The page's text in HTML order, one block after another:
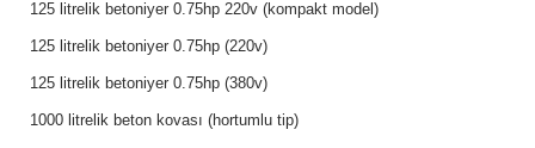
125 litrelik betoniyer 0.75hp 220v (kompakt model)
125 litrelik betoniyer 0.75hp (220v)
125 litrelik betoniyer 0.75hp (380v)
1000 litrelik beton kovası (hortumlu tip)